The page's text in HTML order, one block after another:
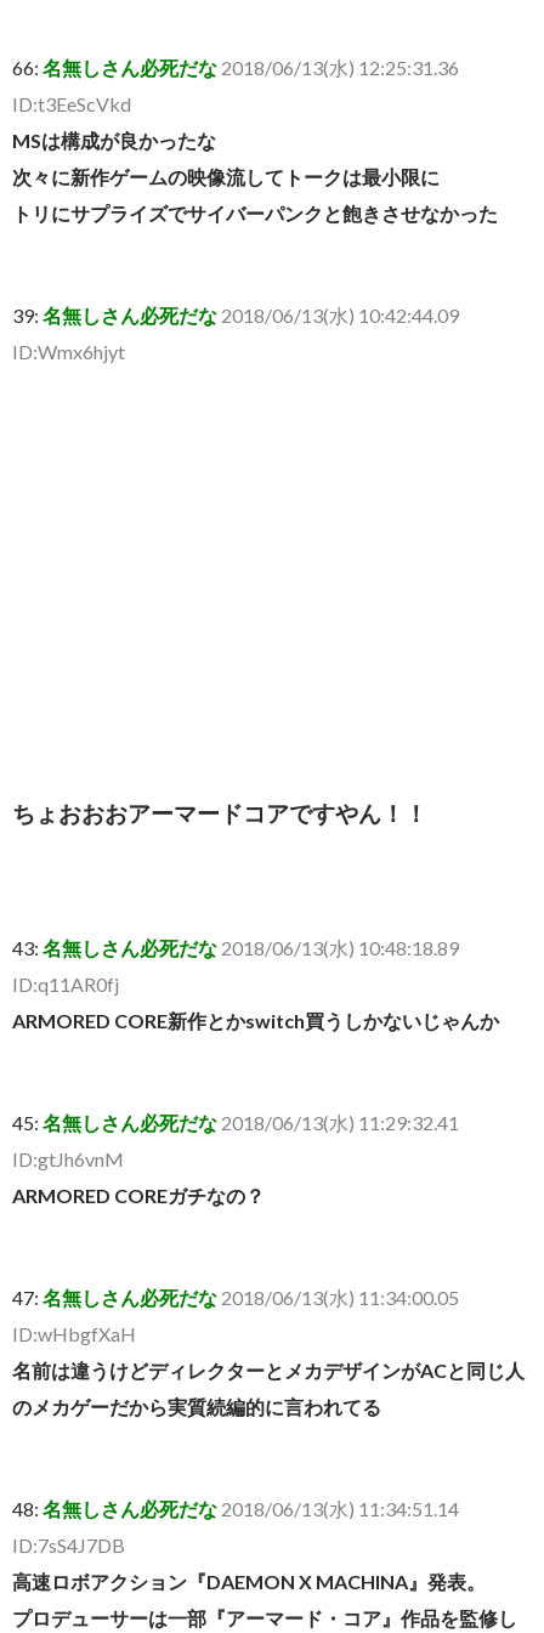
66: 名無しさん必死だな 2018/06/13(水) 12:25:31.36
ID:t3EeScVkd
MSは構成が良かったな
次々に新作ゲームの映像流してトークは最小限に
トリにサプライズでサイバーパンクと飽きさせなかった
39: 名無しさん必死だな 2018/06/13(水) 10:42:44.09
ID:Wmx6hjyt
ちょおおおアーマードコアですやん！！
43: 名無しさん必死だな 2018/06/13(水) 10:48:18.89
ID:q11AR0fj
ARMORED CORE新作とかswitch買うしかないじゃんか
45: 名無しさん必死だな 2018/06/13(水) 11:29:32.41
ID:gtJh6vnM
ARMORED COREガチなの？
47: 名無しさん必死だな 2018/06/13(水) 11:34:00.05
ID:wHbgfXaH
名前は違うけどディレクターとメカデザインがACと同じ人
のメカゲーだから実質続編的に言われてる
48: 名無しさん必死だな 2018/06/13(水) 11:34:51.14
ID:7sS4J7DB
高速ロボアクション『DAEMON X MACHINA』発表。
プロデューサーは一部『アーマード・コア』作品を監修し